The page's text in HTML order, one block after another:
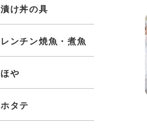
漬け丼の具
レンチン焼魚・煮魚
ほや
ホタテ